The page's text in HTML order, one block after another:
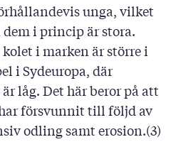
unga, vilket
i princip är stora.
i marken är större i
i Sydeuropa, där
låg. Det här beror på att
försvunnit till följd av
odling samt erosion.(3)